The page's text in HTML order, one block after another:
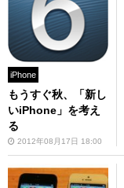
iPhone
もうすぐ秋、「新し
いiPhone」を考え
る
2012年08月17日 18:00